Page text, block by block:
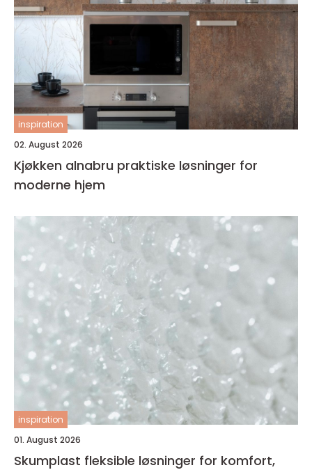
inspiration
02. August 2026
Kjøkken alnabru praktiske løsninger for
moderne hjem
inspiration
01. August 2026
Skumplast fleksible løsninger for komfort,